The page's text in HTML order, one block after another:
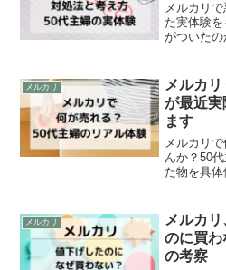
メルカリ
た実体験
がついた
メルカリ
メルカ
が最近実
ます
メルカリ
んか？50
た物を具
メルカリ
メルカ
のに買
の考察